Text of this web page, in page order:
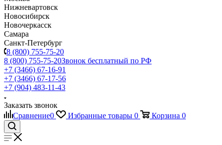
Нижневартовск
Новосибирск
Новочеркасск
Самара
Санкт-Петербург
8 (800) 755-75-20
8 (800) 755-75-20Звонок бесплатный по РФ
+7 (3466) 67-16-91
+7 (3466) 67-17-56
+7 (904) 483-11-43
Заказать звонок
Сравнение0 Избранные товары 0 Корзина 0